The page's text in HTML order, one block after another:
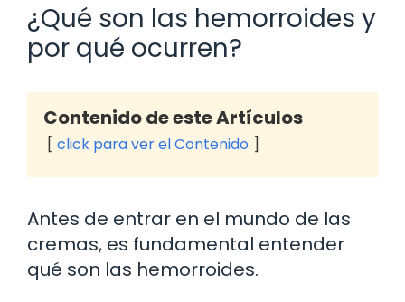
¿Qué son las hemorroides y
por qué ocurren?
Contenido de este Artículos
click para ver el Contenido
Antes de entrar en el mundo de las
cremas, es fundamental entender
qué son las hemorroides.